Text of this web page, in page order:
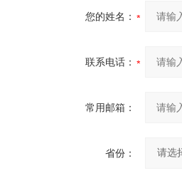
您的姓名：
联系电话：
常用邮箱：
省份：